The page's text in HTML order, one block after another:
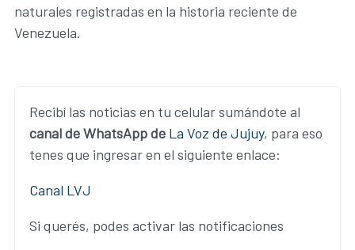
naturales registradas en la historia reciente de
Venezuela.
Recibí las noticias en tu celular sumándote al
canal de WhatsApp de La Voz de Jujuy, para eso
tenes que ingresar en el siguiente enlace:
Canal LVJ
Si querés, podes activar las notificaciones